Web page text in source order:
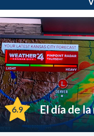
6.9 El día de